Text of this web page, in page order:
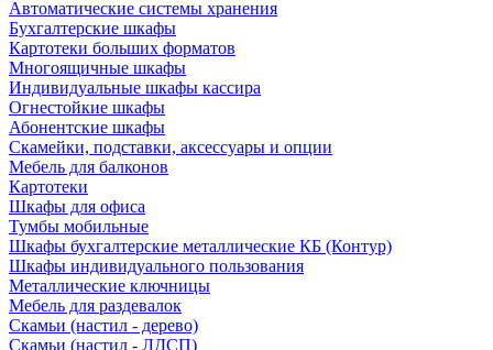
Автоматические системы хранения
Бухгалтерские шкафы
Картотеки больших форматов
Многоящичные шкафы
Индивидуальные шкафы кассира
Огнестойкие шкафы
Абонентские шкафы
Скамейки, подставки, аксессуары и опции
Мебель для балконов
Картотеки
Шкафы для офиса
Тумбы мобильные
Шкафы бухгалтерские металлические КБ (Контур)
Шкафы индивидуального пользования
Металлические ключницы
Мебель для раздевалок
Скамьи (настил - дерево)
Скамьи (настил - ЛДСП)